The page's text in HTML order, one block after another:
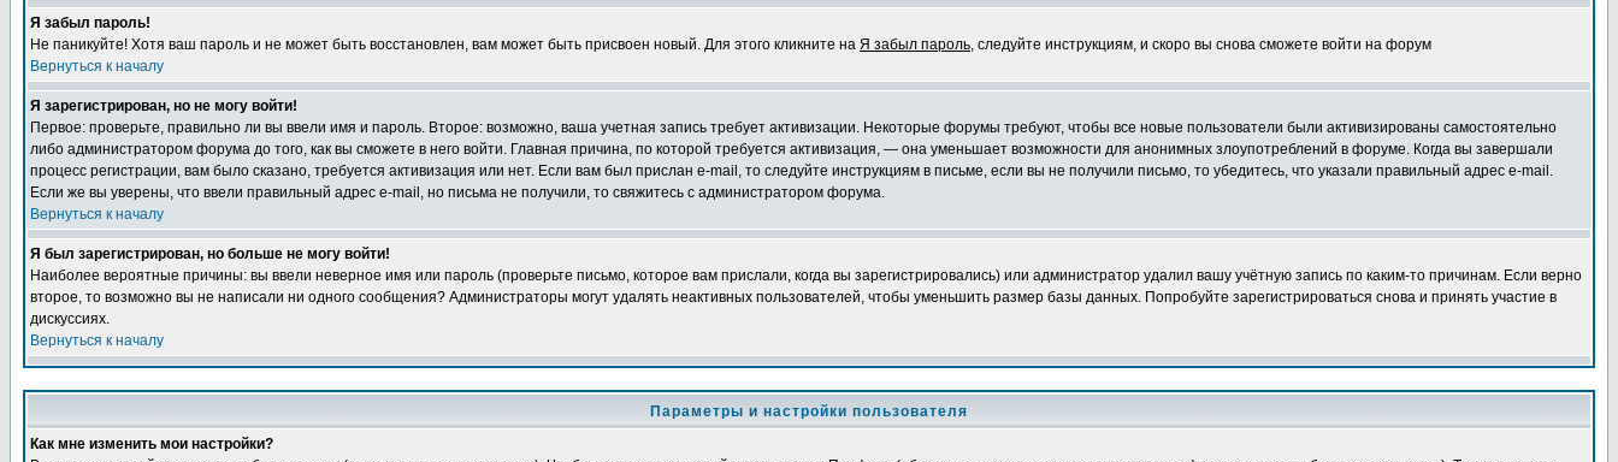
Я забыл пароль!
Не паникуйте! Хотя ваш пароль и не может быть восстановлен, вам может быть присвоен новый. Для этого кликните на Я забыл пароль, следуйте инструкциям, и скоро вы снова сможете войти на форум
Вернуться к началу
Я зарегистрирован, но не могу войти!
Первое: проверьте, правильно ли вы ввели имя и пароль. Второе: возможно, ваша учетная запись требует активизации. Некоторые форумы требуют, чтобы все новые пользователи были активизированы самостоятельно
либо администратором форума до того, как вы сможете в него войти. Главная причина, по которой требуется активизация, — она уменьшает возможности для анонимных злоупотреблений в форуме. Когда вы завершали
процесс регистрации, вам было сказано, требуется активизация или нет. Если вам был прислан e-mail, то следуйте инструкциям в письме, если вы не получили письмо, то убедитесь, что указали правильный адрес e-mail.
Если же вы уверены, что ввели правильный адрес e-mail, но письма не получили, то свяжитесь с администратором форума.
Вернуться к началу
Я был зарегистрирован, но больше не могу войти!
Наиболее вероятные причины: вы ввели неверное имя или пароль (проверьте письмо, которое вам прислали, когда вы зарегистрировались) или администратор удалил вашу учётную запись по каким-то причинам. Если верно
второе, то возможно вы не написали ни одного сообщения? Администраторы могут удалять неактивных пользователей, чтобы уменьшить размер базы данных. Попробуйте зарегистрироваться снова и принять участие в
дискуссиях.
Вернуться к началу
Параметры и настройки пользователя
Как мне изменить мои настройки?